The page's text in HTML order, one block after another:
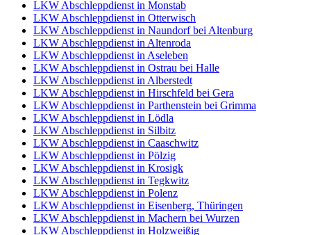
LKW Abschleppdienst in Monstab
LKW Abschleppdienst in Otterwisch
LKW Abschleppdienst in Naundorf bei Altenburg
LKW Abschleppdienst in Altenroda
LKW Abschleppdienst in Aseleben
LKW Abschleppdienst in Ostrau bei Halle
LKW Abschleppdienst in Alberstedt
LKW Abschleppdienst in Hirschfeld bei Gera
LKW Abschleppdienst in Parthenstein bei Grimma
LKW Abschleppdienst in Lödla
LKW Abschleppdienst in Silbitz
LKW Abschleppdienst in Caaschwitz
LKW Abschleppdienst in Pölzig
LKW Abschleppdienst in Krosigk
LKW Abschleppdienst in Tegkwitz
LKW Abschleppdienst in Polenz
LKW Abschleppdienst in Eisenberg, Thüringen
LKW Abschleppdienst in Machern bei Wurzen
LKW Abschleppdienst in Holzweißig